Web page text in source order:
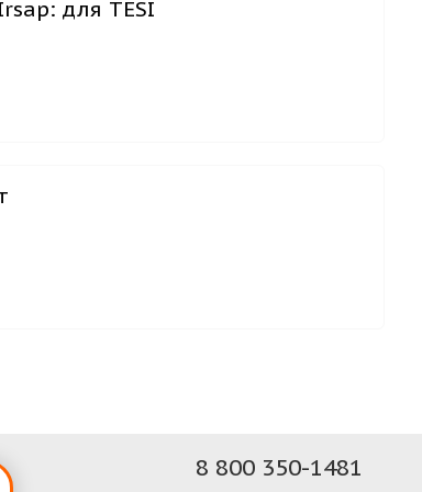
для TESI
8 800 350-1481